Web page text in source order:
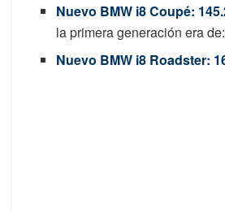
Nuevo BMW i8 Coupé:
la primera generación era
Nuevo BMW i8 Roadster: